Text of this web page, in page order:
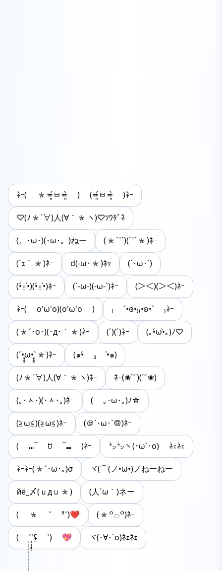
ﾈｰ( *≖͈́ㅂ≖͈̀ ) (≖͈́ㅂ≖͈̀ )ﾈｰ
♡(ﾉ*´∀)人(∀｀*ヽ)♡ｿｳﾀﾞﾈ
(。･ω･)(･ω･。)ねー (*´˘`)(´˘`*)ﾈｰ
(´ｪ｀*)ﾈｰ d(-ω･*)ﾈｯ (´･ω･`)
(•́⍛•̀)(•́⍛•̀)ﾈｰ (´-ω-)(-ω-`)ﾈｰ (＞＜)(＞＜)ﾈｰ
ﾈｰ( o'ω'o)(o'ω'o ) ₍ ´•ɞ•₎₍•ʚ•` ₎ﾈｰ
(*´･ο･)(･д･｀*)ﾈｰ (´)(´)ﾈｰ (｡•́ω•̀｡)ﾉ♡
(´•̥̥̥ω•̥̥̥`*)ﾈｰ (๑•́ ₃ •̀๑)
(ﾉ*´∀)人(∀｀*ヽ)ﾈｰ ﾈｰ(❀˙˘˙)(˙˘˙❀)
(｡･ᆺ･)(･ᆺ･｡)ﾈｰ ( ｡･ω･｡)ﾉ☆
(≧ω≦)(≧ω≦)ﾈｰ (＠´･ω･`＠)ﾈｰ
( ⑉¯ ꇴ ¯⑉ )ﾈｰ ㌧㌧ヽ(･ω`･o) ﾈｪﾈｪ
ﾈｰﾈｰ(*´･ω･｡)σ ヾ(⌒(ノ•ω•)ノねーねー
йё_〆(ｕдｕ*) (人´ω｀)ネー
( * ˘ ³˘)❤ (*꒪⌓꒪)ﾈｰ
( ˃̣̣̣̣̣̣̣̣̣̣̣̣̣̣̣̣̣̣̣̣̣̣̣̣̣̣̣̣̣̣̣̣̣̣̣̣̣̣̣̣̣̣̣̣̣̣̣̣̣̣̣̣̣̣˂̣̣̣̣̣̥̦ʢ̱ ˂) 💖 ヾ(･∀･`o)ﾈｪﾈｪ